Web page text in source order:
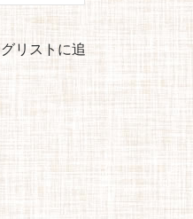
リストに追